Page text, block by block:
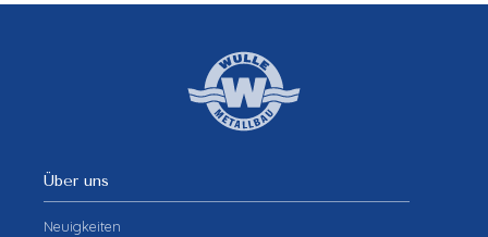
Über uns
Neuigkeiten